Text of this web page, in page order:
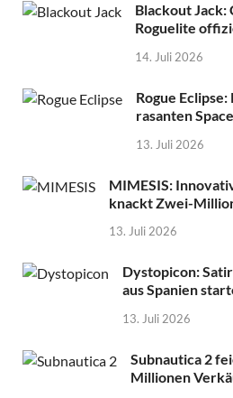
Blackout Jack:
Roguelite
14. Juli 2026
Rogue
rasanten
13. Juli 2026
MIMESIS:
knackt Zwei-
13. Juli 2026
Dystopicon:
aus Spanien
13. Juli 2026
Subnautica 2
Millionen